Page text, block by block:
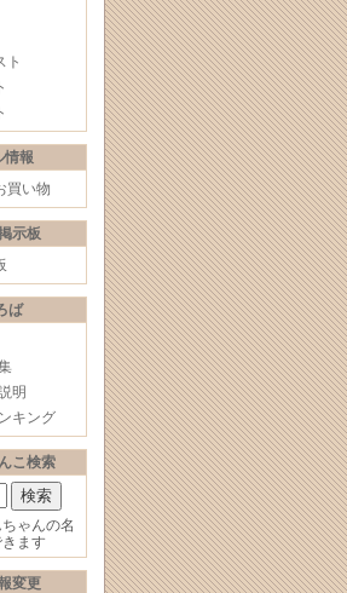
ト
情報
買い物
示板
ば
明
キング
こ検索
ゃんの名
ます
変更